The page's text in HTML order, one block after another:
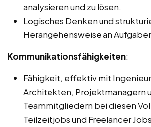
analysieren und zu lösen.
Logisches Denken und
Herangehensweise an
Kommunikationsfähigkeiten:
Fähigkeit, effektiv mit
Architekten, Projektmanagern
Teammitgliedern bei diesen
Teilzeitjobs und Freelancer